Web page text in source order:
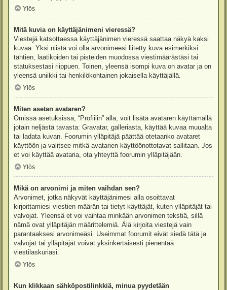
Ylös
Mitä kuvia on käyttäjänimeni vieressä?
Viestejä katsottaessa käyttäjänimen vieressä saattaa näkyä kaksi
kuvaa. Yksi niistä voi olla arvonimeesi liitetty kuva esimerkiksi
tähtien, laatikoiden tai pisteiden muodossa viestimäärästäsi tai
statuksestasi riippuen. Toinen, yleensä isompi kuva on avatar ja on
yleensä uniikki tai henkilökohtainen jokaisella käyttäjällä.
Ylös
Miten asetan avataren?
Omissa asetuksissa, “Profiilin” alla, voit lisätä avataren käyttämällä
jotain neljästä tavasta: Gravatar, galleriasta, käyttää kuvaa muualta
tai ladata kuvan. Foorumin ylläpitäjä päättää otetaanko avataret
käyttöön ja valitsee mitkä avatarien käyttöönottotavat sallitaan. Jos
et voi käyttää avataria, ota yhteyttä foorumin ylläpitäjään.
Ylös
Mikä on arvonimi ja miten vaihdan sen?
Arvonimet, jotka näkyvät käyttäjänimesi alla osoittavat
kirjoittamiesi viestien määrän tai tietyt käyttäjät, kuten ylläpitäjät tai
valvojat. Yleensä et voi vaihtaa minkään arvonimen tekstiä, sillä
nämä ovat ylläpitäjän määrittelemiä. Älä kirjoita viestejä vain
parantaaksesi arvonimeäsi. Useimmat foorumit eivät siedä tätä ja
valvojat tai ylläpitäjät voivat yksinkertaisesti pienentää
viestilaskuriasi.
Ylös
Kun klikkaan sähköpostilinkkiä, minua pyydetään